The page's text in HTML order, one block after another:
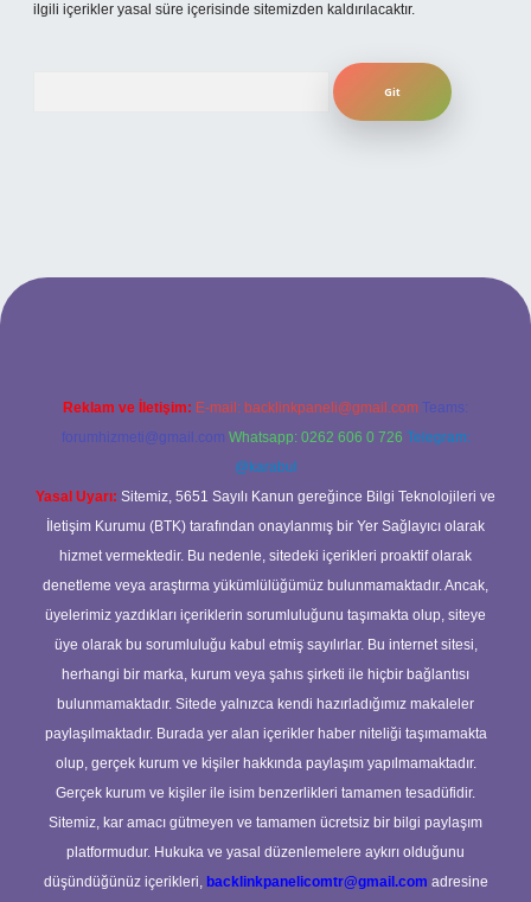
ilgili içerikler yasal süre içerisinde sitemizden kaldırılacaktır.
giriş
Reklam ve İletişim: E-mail: backlinkpaneli@gmail.com Teams:
forumhizmeti@gmail.com Whatsapp: 0262 606 0 726 Telegram:
@karabul
Yasal Uyarı: Sitemiz, 5651 Sayılı Kanun gereğince Bilgi Teknolojileri ve
İletişim Kurumu (BTK) tarafından onaylanmış bir Yer Sağlayıcı olarak
hizmet vermektedir. Bu nedenle, sitedeki içerikleri proaktif olarak
denetleme veya araştırma yükümlülüğümüz bulunmamaktadır. Ancak,
üyelerimiz yazdıkları içeriklerin sorumluluğunu taşımakta olup, siteye
üye olarak bu sorumluluğu kabul etmiş sayılırlar. Bu internet sitesi,
herhangi bir marka, kurum veya şahıs şirketi ile hiçbir bağlantısı
bulunmamaktadır. Sitede yalnızca kendi hazırladığımız makaleler
paylaşılmaktadır. Burada yer alan içerikler haber niteliği taşımamakta
olup, gerçek kurum ve kişiler hakkında paylaşım yapılmamaktadır.
Gerçek kurum ve kişiler ile isim benzerlikleri tamamen tesadüfidir.
Sitemiz, kar amacı gütmeyen ve tamamen ücretsiz bir bilgi paylaşım
platformudur. Hukuka ve yasal düzenlemelere aykırı olduğunu
düşündüğünüz içerikleri, backlinkpanelicomtr@gmail.com adresine